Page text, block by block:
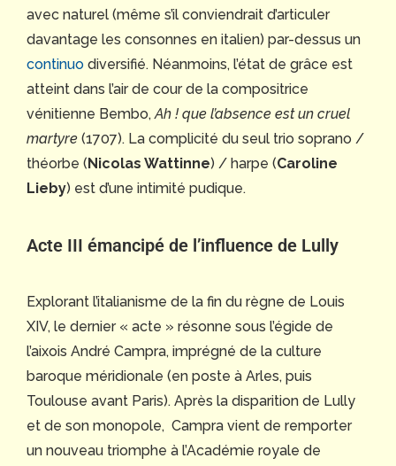
avec naturel (même s’il conviendrait d’articuler
davantage les consonnes en italien) par-dessus un
continuo diversifié. Néanmoins, l’état de grâce est
atteint dans l’air de cour de la compositrice
vénitienne Bembo,Ah ! que l’absence est un cruel
martyre (1707). La complicité du seul trio soprano /
théorbe ( Nicolas Wattinne) / harpe (Caroline
Lieby) est d’une intimité pudique.
Acte III émancipé de l’influence de Lully
Explorant l’italianisme de la fin du règne de Louis
XIV, le dernier « acte » résonne sous l’égide de
l’aixois André Campra, imprégné de la culture
baroque méridionale (en poste à Arles, puis
Toulouse avant Paris). Après la disparition de Lully
et de son monopole, Campra vient de remporter
un nouveau triomphe à l’Académie royale de